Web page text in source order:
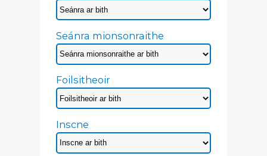
Seánra mionsonraithe
Foilsitheoir
Inscne